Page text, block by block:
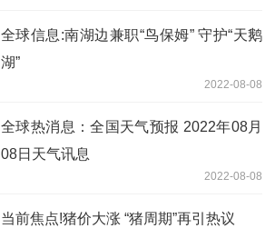
全球信息:南湖边兼职“鸟保姆” 守护“天鹅
湖”
2022-08-08
全球热消息：全国天气预报 2022年08月
08日天气讯息
2022-08-08
当前焦点!猪价大涨 “猪周期”再引热议